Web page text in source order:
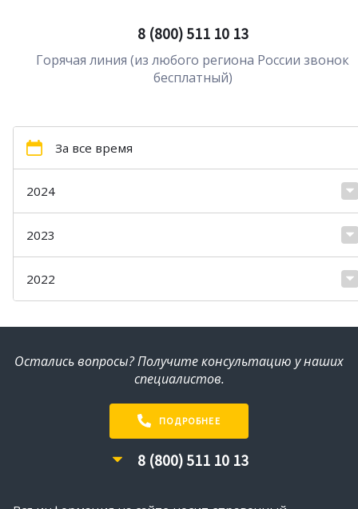
8 (800) 511 10 13
Горячая линия (из любого региона России звонок
бесплатный)
За все время
2024
2023
2022
Остались вопросы? Получите консультацию у наших
специалистов.
ПОДРОБНЕЕ
8 (800) 511 10 13